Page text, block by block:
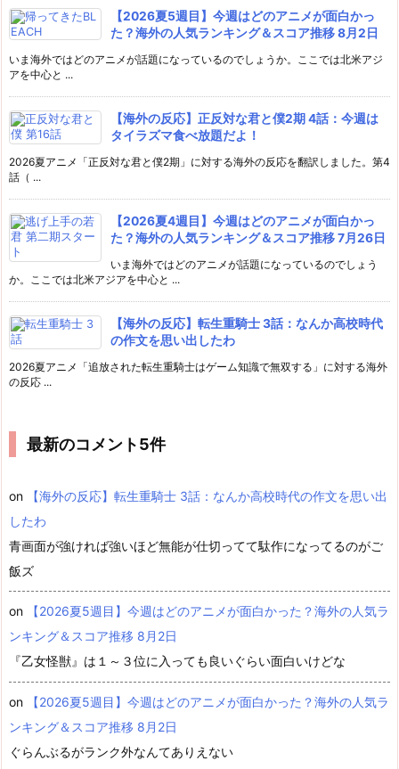
【2026夏5週目】今週はどのアニメが面白かっ
た？海外の人気ランキング＆スコア推移 8月2日
いま海外ではどのアニメが話題になっているのでしょうか。ここでは北米アジ
アを中心と ...
【海外の反応】正反対な君と僕2期 4話：今週は
タイラズマ食べ放題だよ！
2026夏アニメ「正反対な君と僕2期」に対する海外の反応を翻訳しました。第4
話（ ...
【2026夏4週目】今週はどのアニメが面白かっ
た？海外の人気ランキング＆スコア推移 7月26日
いま海外ではどのアニメが話題になっているのでしょう
か。ここでは北米アジアを中心と ...
【海外の反応】転生重騎士 3話：なんか高校時代
の作文を思い出したわ
2026夏アニメ「追放された転生重騎士はゲーム知識で無双する」に対する海外
の反応 ...
最新のコメント5件
on
【海外の反応】転生重騎士 3話：なんか高校時代の作文を思い出
したわ
青画面が強ければ強いほど無能が仕切ってて駄作になってるのがご
飯ズ
on
【2026夏5週目】今週はどのアニメが面白かった？海外の人気ラ
ンキング＆スコア推移 8月2日
『乙女怪獣』は１～３位に入っても良いぐらい面白いけどな
on
【2026夏5週目】今週はどのアニメが面白かった？海外の人気ラ
ンキング＆スコア推移 8月2日
ぐらんぶるがランク外なんてありえない